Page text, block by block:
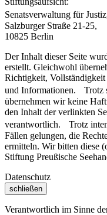
Senatsverwaltung für
Salzburger Straße 21-25,
10825 Berlin
Der Inhalt dieser Seite
erstellt. Gleichwohl
Richtigkeit,
und Informationen. Trotz
übernehmen wir keine
den Inhalt der verlinkten
verantwortlich. Trotz
Fällen gelungen, die
ermitteln. Wir bitten diese
Stiftung Preußische
Datenschutz
schließen
Verantwortlich im Sinne